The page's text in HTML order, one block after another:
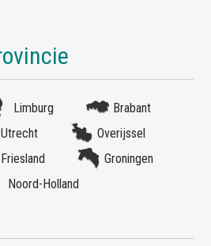
Limburg
Brabant
Utrecht
Overijssel
Friesland
Groningen
Noord-Holland